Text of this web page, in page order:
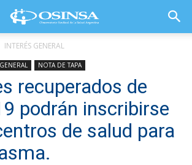
INTERÉS GENERAL
NOTA DE TAPA
recuperados de
podrán inscribirse
de salud para